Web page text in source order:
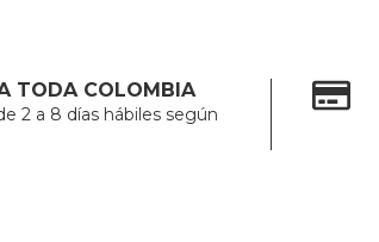
TODA COLOMBIA
2 a 8 días hábiles según